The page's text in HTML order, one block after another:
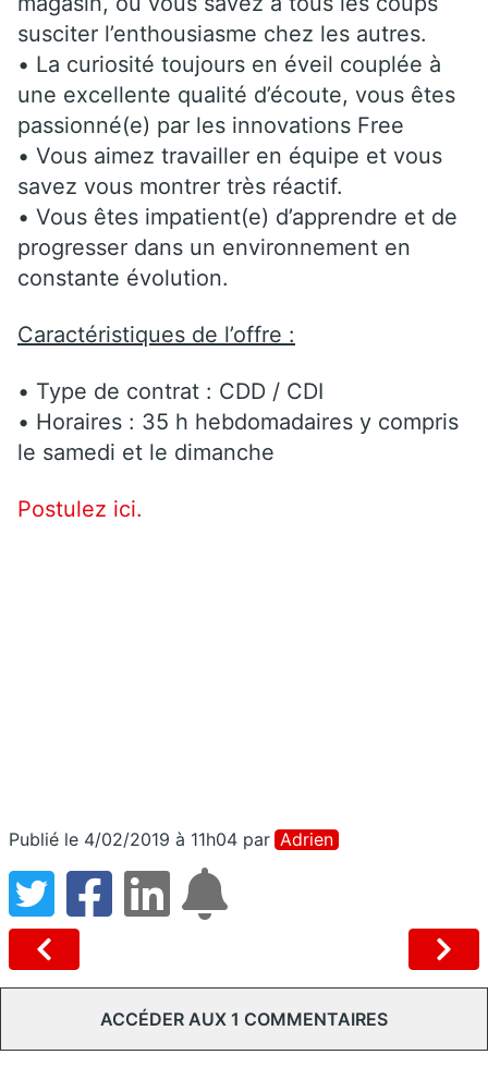
susciter l’enthousiasme chez les autres.
• La curiosité toujours en éveil couplée à
une excellente qualité d’écoute, vous êtes
passionné(e) par les innovations Free
• Vous aimez travailler en équipe et vous
savez vous montrer très réactif.
• Vous êtes impatient(e) d’apprendre et de
progresser dans un environnement en
constante évolution.
Caractéristiques de l’offre :
• Type de contrat : CDD / CDI
• Horaires : 35 h hebdomadaires y compris
le samedi et le dimanche
Postulez ici.
Publié le 4/02/2019 à 11h04 par Adrien
ACCÉDER AUX 1 COMMENTAIRES